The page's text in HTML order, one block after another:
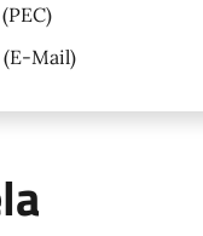
(PEC)
(E-Mail)